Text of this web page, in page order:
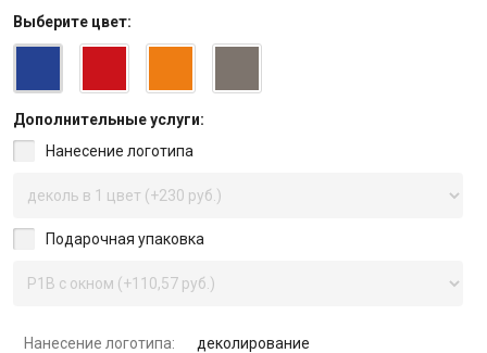
Выберите цвет:
Дополнительные услуги:
Нанесение логотипа
Подарочная упаковка
Нанесение логотипа:
деколирование